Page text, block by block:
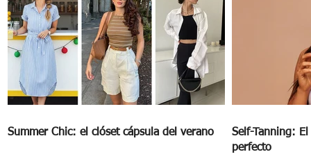
Summer Chic: el clóset cápsula del verano
Self-Tanning:
perfecto